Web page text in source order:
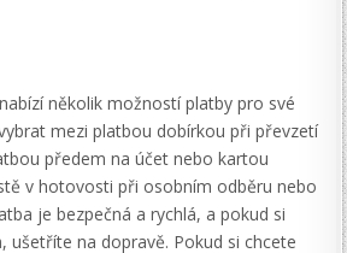
několik možností platby pro své
mezi platbou dobírkou při převzetí
předem na účet nebo kartou
v hotovosti při osobním odběru nebo
je bezpečná a rychlá, a pokud si
ušetříte na dopravě. Pokud si chcete